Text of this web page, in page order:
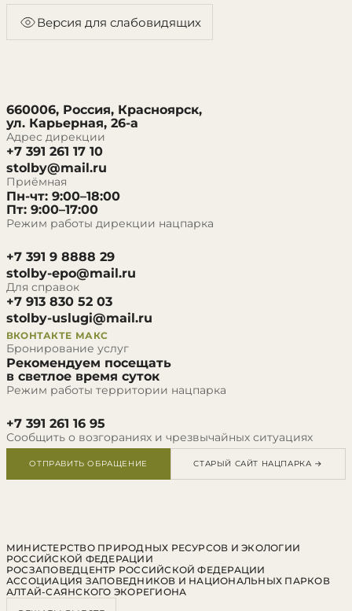
Версия для слабовидящих
660006, Россия, Красноярск,
ул. Карьерная, 26-а
Адрес дирекции
+7 391 261 17 10
stolby@mail.ru
Приёмная
Пн-чт: 9:00–18:00
Пт: 9:00–17:00
Режим работы дирекции нацпарка
+7 391 9 8888 29
stolby-epo@mail.ru
Для справок
+7 913 830 52 03
stolby-uslugi@mail.ru
ВКОНТАКТЕ МАКС
Бронирование услуг
Рекомендуем посещать
в светлое время суток
Режим работы территории нацпарка
+7 391 261 16 95
Сообщить о возгораниях и чрезвычайных ситуациях
ОТПРАВИТЬ ОБРАЩЕНИЕ СТАРЫЙ САЙТ НАЦПАРКА →
МИНИСТЕРСТВО ПРИРОДНЫХ РЕСУРСОВ И ЭКОЛОГИИ
РОССИЙСКОЙ ФЕДЕРАЦИИ
РОСЗАПОВЕДЦЕНТР РОССИЙСКОЙ ФЕДЕРАЦИИ
АССОЦИАЦИЯ ЗАПОВЕДНИКОВ И НАЦИОНАЛЬНЫХ ПАРКОВ
АЛТАЙ-САЯНСКОГО ЭКОРЕГИОНА